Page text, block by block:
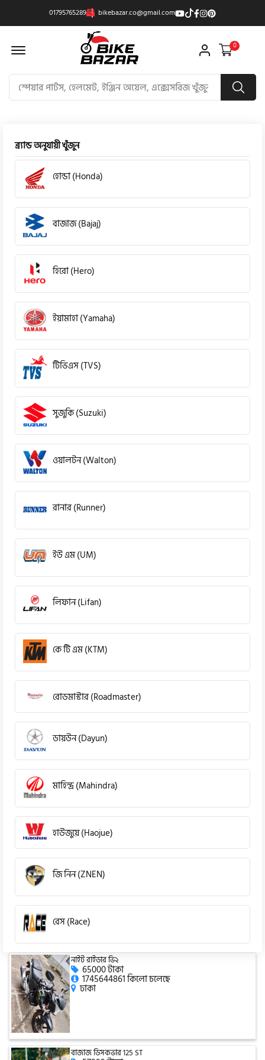
01795765289 bikebazar.co@gmail.com
Offcanvas Menu Open 0
ব্র্যান্ড অনুযায়ী খুঁজুন
হোন্ডা (Honda)
বাজাজ (Bajaj)
হিরো (Hero)
ইয়ামাহা (Yamaha)
টিভিএস (TVS)
সুজুকি (Suzuki)
ওয়ালটন (Walton)
রানার (Runner)
ইউ এম (UM)
লিফান (Lifan)
কে টি এম (KTM)
রোডমাস্টার (Roadmaster)
ডায়উন (Dayun)
মাহিন্দ্র (Mahindra)
হাউজুয়ে (Haojue)
জি নিন (ZNEN)
রেস (Race)
কিওয়ে (KeeWay)
পেগাসাস (Pagasus)
নাইট রাইডার ভি২
65000 টাকা
1745644861 কিলো চলেছে
ঢাকা
বাজাজ ডিসকভার 125 ST